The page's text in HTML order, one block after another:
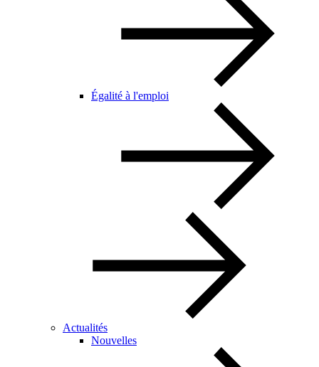
Égalité à l'emploi
Actualités
Nouvelles